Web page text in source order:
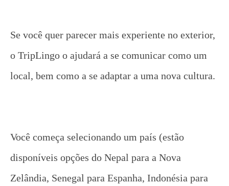
Se você quer parecer mais experiente no exterior,
o TripLingo o ajudará a se comunicar como um
local, bem como a se adaptar a uma nova cultura.
Você começa selecionando um país (estão
disponíveis opções do Nepal para a Nova
Zelândia, Senegal para Espanha, Indonésia para